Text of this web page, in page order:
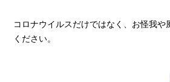
コロナウイルスだけではなく、お怪我や
ください。